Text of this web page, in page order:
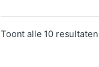
Toont alle 10 resultaten